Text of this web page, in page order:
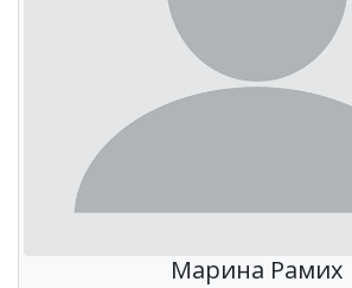
Марина Рамих